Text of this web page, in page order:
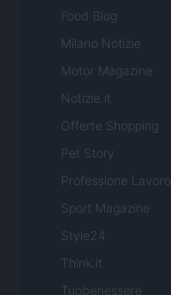
Food Blog
Milano Notizie
Motor Magazine
Notizie.it
Offerte Shopping
Pet Story
Professione Lavoro
Sport Magazine
Style24
Think.it
Tuobenessere